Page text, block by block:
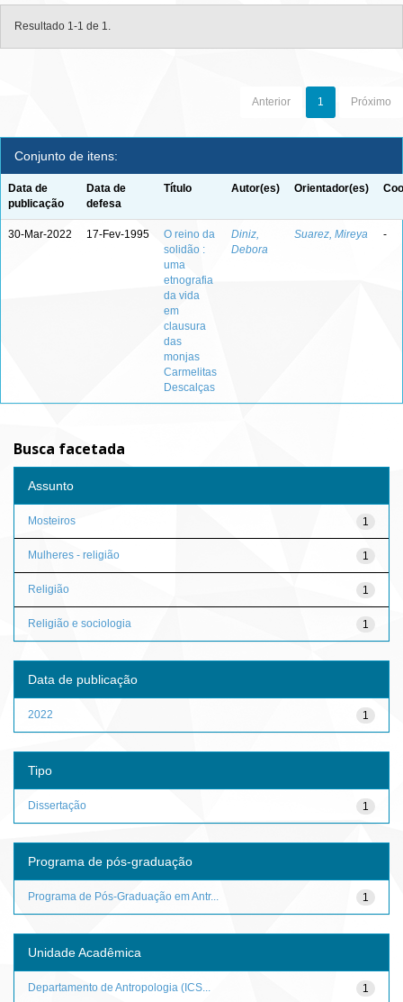
Resultado 1-1 de 1.
Anterior 1 Próximo
Conjunto de itens:
Data de
publicação
Data de
defesa
Título Autor(es) Orientador(es)
30-Mar-2022 17-Fev-1995
O reino da
solidão :
uma
etnografia
da vida
em
clausura
das
monjas
Carmelitas
Descalças
Diniz,
Debora
Suarez, Mireya -
Busca facetada
Assunto
1
Mosteiros
1
Mulheres - religião
1
Religião
1
Religião e sociologia
Data de publicação
1
2022
Tipo
1
Dissertação
Programa de pós-graduação
1
Programa de Pós-Graduação em Antr...
Unidade Acadêmica
1
Departamento de Antropologia (ICS...